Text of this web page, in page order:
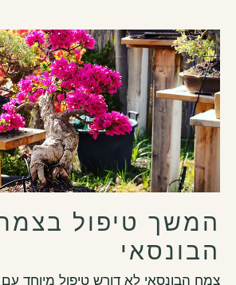
המשך טיפול
הבונסאי
צמח הבונסאי לא דורש טיפול מיוחד